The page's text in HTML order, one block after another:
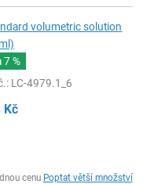
volumetric solution
7 %
: LC-4979.1_6
Kč
cenu Poptat větší množství